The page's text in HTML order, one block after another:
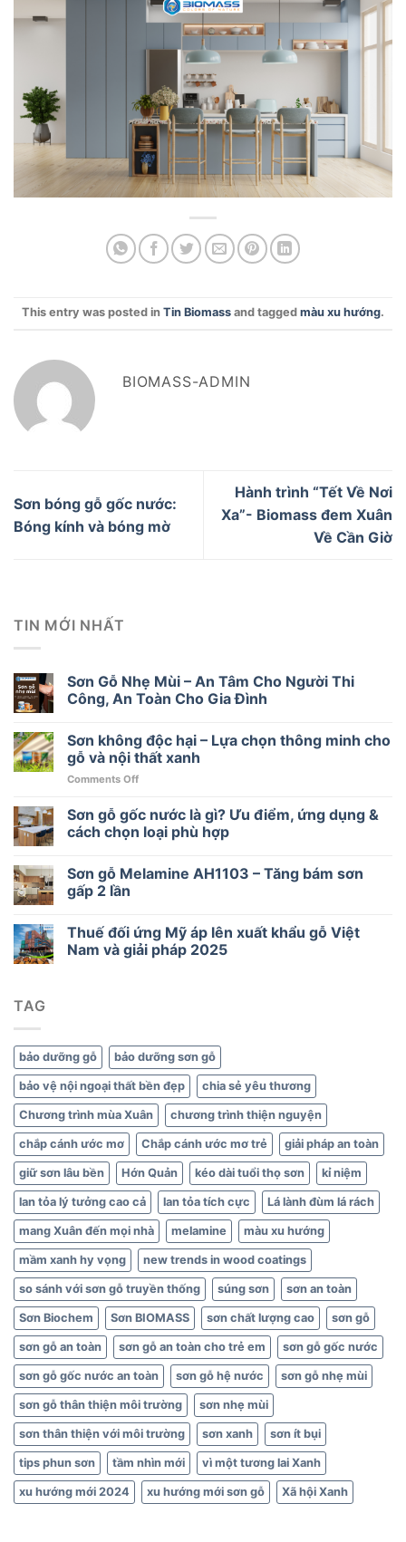
This entry was posted in Tin Biomass and tagged màu xu hướng.
BIOMASS-ADMIN
Sơn bóng gỗ gốc nước:
Bóng kính và bóng mờ
Hành trình “Tết Về Nơi
Xa”- Biomass đem Xuân
Về Cần Giờ
TIN MỚI NHẤT
Sơn Gỗ Nhẹ Mùi – An Tâm Cho Người Thi
Công, An Toàn Cho Gia Đình
Sơn không độc hại – Lựa chọn thông minh cho
gỗ và nội thất xanh
Comments Offon
không
độc
hại
Lựa
cho
gỗ
Sơn gỗ gốc nước là gì? Ưu điểm, ứng dụng &
cách chọn loại phù hợp
Sơn gỗ Melamine AH1103 – Tăng bám sơn
gấp 2 lần
Thuế đối ứng Mỹ áp lên xuất khẩu gỗ Việt
Nam và giải pháp 2025
TAG
bảo dưỡng gỗ bảo dưỡng sơn gỗ
bảo vệ nội ngoại thất bền đẹp chia sẻ yêu thương
Chương trình mùa Xuân chương trình thiện nguyện
chắp cánh ước mơ Chắp cánh ước mơ trẻ giải pháp an toàn
giữ sơn lâu bền Hớn Quản kéo dài tuổi thọ sơn kỉ niệm
lan tỏa lý tưởng cao cả lan tỏa tích cực Lá lành đùm lá rách
mang Xuân đến mọi nhà melamine màu xu hướng
mầm xanh hy vọng new trends in wood coatings
so sánh với sơn gỗ truyền thống súng sơn sơn an toàn
Sơn Biochem Sơn BIOMASS sơn chất lượng cao sơn gỗ
sơn gỗ an toàn sơn gỗ an toàn cho trẻ em sơn gỗ gốc nước
sơn gỗ gốc nước an toàn sơn gỗ hệ nước sơn gỗ nhẹ mùi
sơn gỗ thân thiện môi trường sơn nhẹ mùi
sơn thân thiện với môi trường sơn xanh sơn ít bụi
tips phun sơn tầm nhìn mới vì một tương lai Xanh
xu hướng mới 2024 xu hướng mới sơn gỗ Xã hội Xanh